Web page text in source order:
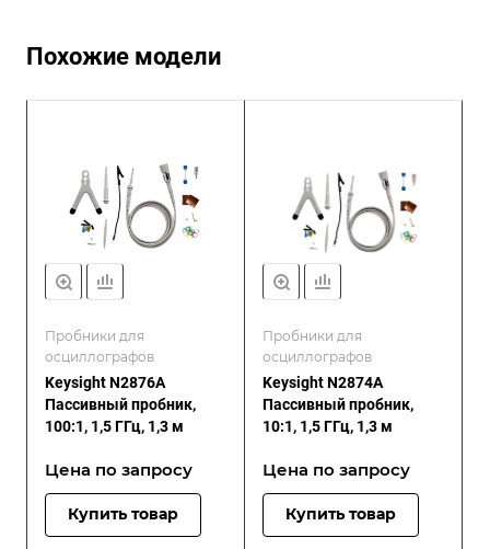
Похожие модели
Пробники для
осциллографов
Keysight N2876A
Пассивный пробник,
100:1, 1,5 ГГц, 1,3 м
Цена по запросу
Купить товар
Пробники для
осциллографов
Keysight N2874A
Пассивный пробник,
10:1, 1,5 ГГц, 1,3 м
Цена по запросу
Купить товар